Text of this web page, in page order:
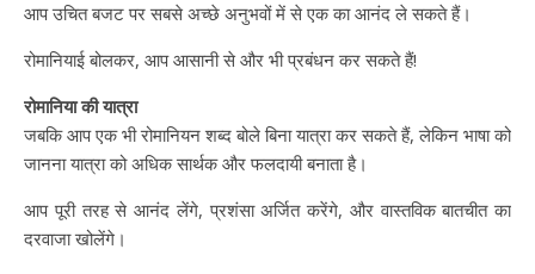
आप उचित बजट पर सबसे अच्छे अनुभवों में से एक का आनंद ले सकते हैं।
रोमानियाई बोलकर, आप आसानी से और भी प्रबंधन कर सकते हैं!
रोमानिया की यात्रा
जबकि आप एक भी रोमानियन शब्द बोले बिना यात्रा कर सकते हैं, लेकिन भाषा को
जानना यात्रा को अधिक सार्थक और फलदायी बनाता है।
आप पूरी तरह से आनंद लेंगे, प्रशंसा अर्जित करेंगे, और वास्तविक बातचीत का
दरवाजा खोलेंगे।